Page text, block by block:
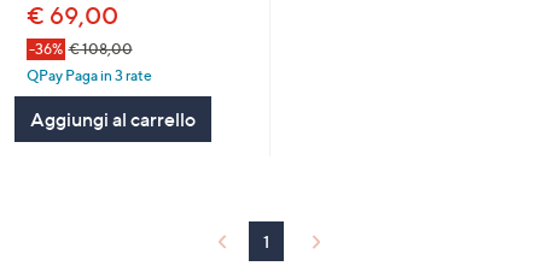
€ 69,00
-36% € 108,00
QPay Paga in 3 rate
Aggiungi al carrello
1